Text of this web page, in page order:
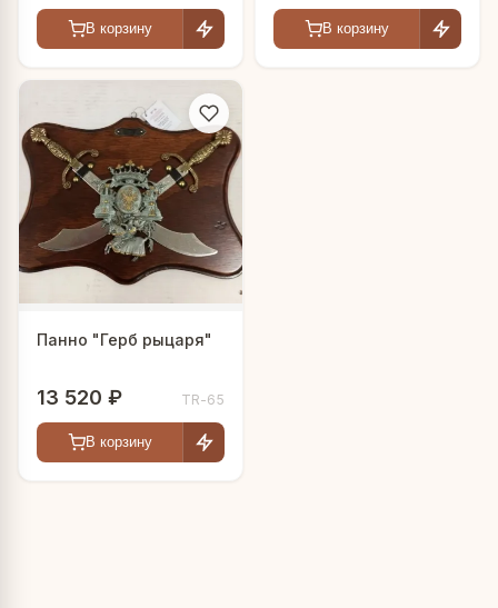
В корзину В корзину
Панно "Герб рыцаря"
13 520 ₽ TR-65
В корзину